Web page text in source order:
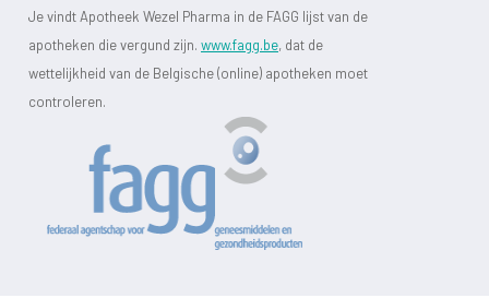
Je vindt Apotheek Wezel Pharma in de FAGG lijst van de
apotheken die vergund zijn. www.fagg.be, dat de
wettelijkheid van de Belgische (online) apotheken moet
controleren.